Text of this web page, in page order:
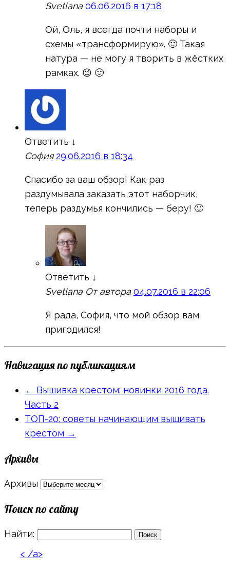
Svetlana 06.06.2016 в 17:18
Ой, Оль, я всегда почти наборы и
схемы «трансформирую». 🙂 Такая
натура — не могу я творить в жёстких
рамках. 😉 🙂
Ответить ↓
София29.06.2016 в 18:34
Спасибо за ваш обзор! Как раз
раздумывала заказать этот наборчик,
теперь раздумья кончились — беру! 🙂
Ответить ↓
Svetlana От автора 04.07.2016 в 22:06
Я рада, София, что мой обзор вам
пригодился!
Навигация по публикациям
← Вышивка крестом: новинки 2016 года.
Часть 2
ТОП-20: советы начинающим вышивать
крестом →
Архивы
Архивы
Поиск по сайту
Найти:
< /a>